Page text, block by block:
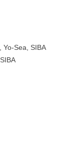
Yo-Sea, SIBA